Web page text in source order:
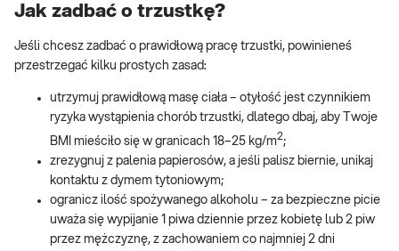
Jak zadbać o trzustkę?
Jeśli chcesz zadbać o prawidłową pracę trzustki, powinieneś
przestrzegać kilku prostych zasad:
utrzymuj prawidłową masę ciała – otyłość jest czynnikiem
ryzyka wystąpienia chorób trzustki, dlatego dbaj, aby Twoje
BMI mieściło się w granicach 18–25 kg/m2;
zrezygnuj z palenia papierosów, a jeśli palisz biernie, unikaj
kontaktu z dymem tytoniowym;
ogranicz ilość spożywanego alkoholu – za bezpieczne picie
uważa się wypijanie 1 piwa dziennie przez kobietę lub 2 piw
przez mężczyznę, z zachowaniem co najmniej 2 dni